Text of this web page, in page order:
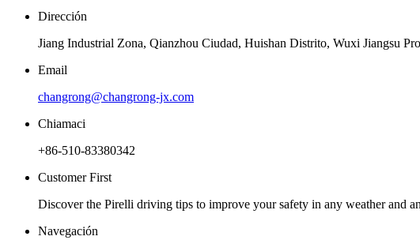
Dirección
Jiang Industrial Zona, Qianzhou Ciudad, Huishan Distrito, Wuxi Jiangsu
Email
changrong@changrong-jx.com
Chiamaci
+86-510-83380342
Customer First
Discover the Pirelli driving tips to improve your safety in any weather and
Navegación